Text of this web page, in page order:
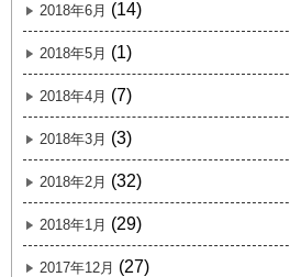
2018年6月 (14)
2018年5月 (1)
2018年4月 (7)
2018年3月 (3)
2018年2月 (32)
2018年1月 (29)
2017年12月 (27)